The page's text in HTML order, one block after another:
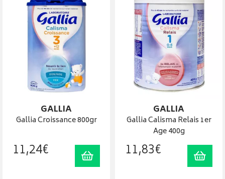
GALLIA
Gallia Croissance 800gr
11,24€ Ajouter au panier
GALLIA
Gallia Calisma Relais 1er
Age 400g
11,83€